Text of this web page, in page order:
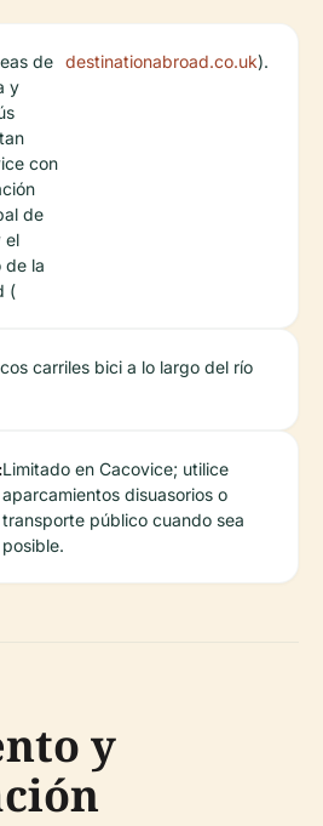
de
y
con
de
el
de la
(
destinationabroad.co.uk).
carriles bici a lo largo del río
Limitado en Cacovice; utilice
aparcamientos disuasorios o
transporte público cuando sea
posible.
y